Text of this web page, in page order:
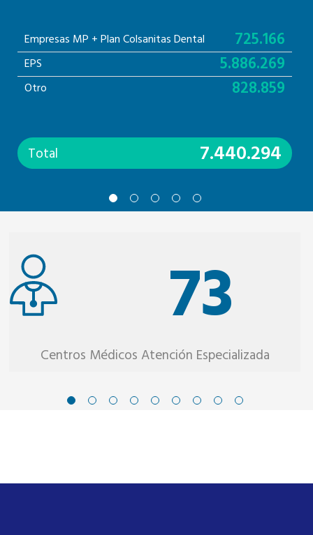
Empresas MP + Plan Colsanitas Dental 725.166
EPS 5.886.269
Otro 828.859
Total 7.440.294
73
Centros Médicos Atención Especializada